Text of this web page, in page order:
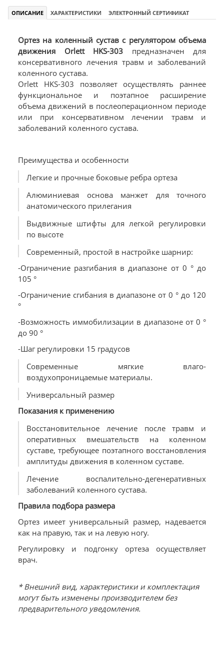
ОПИСАНИЕ ХАРАКТЕРИСТИКИ ЭЛЕКТРОННЫЙ СЕРТИФИКАТ
Ортез на коленный сустав с регулятором объема
движения Orlett HKS-303 предназначен для
консервативного лечения травм и заболеваний
коленного сустава.
Orlett HKS-303 позволяет осуществлять раннее
функциональное и поэтапное расширение
объема движений в послеоперационном периоде
или при консервативном лечении травм и
заболеваний коленного сустава.
Преимущества и особенности
Легкие и прочные боковые ребра ортеза
Алюминиевая основа манжет для точного
анатомического прилегания
Выдвижные штифты для легкой регулировки
по высоте
Современный, простой в настройке шарнир:
-Ограничение разгибания в диапазоне от 0 ° до
105 °
-Ограничение сгибания в диапазоне от 0 ° до 120
°
-Возможность иммобилизации в диапазоне от 0 °
до 90 °
-Шаг регулировки 15 градусов
Современные мягкие влаго-
воздухопроницаемые материалы.
Универсальный размер
Показания к применению
Восстановительное лечение после травм и
оперативных вмешательств на коленном
суставе, требующее поэтапного восстановления
амплитуды движения в коленном суставе.
Лечение воспалительно-дегенеративных
заболеваний коленного сустава.
Правила подбора размера
Ортез имеет универсальный размер, надевается
как на правую, так и на левую ногу.
Регулировку и подгонку ортеза осуществляет
врач.
* Внешний вид, характеристики и комплектация
могут быть изменены производителем без
предварительного уведомления.